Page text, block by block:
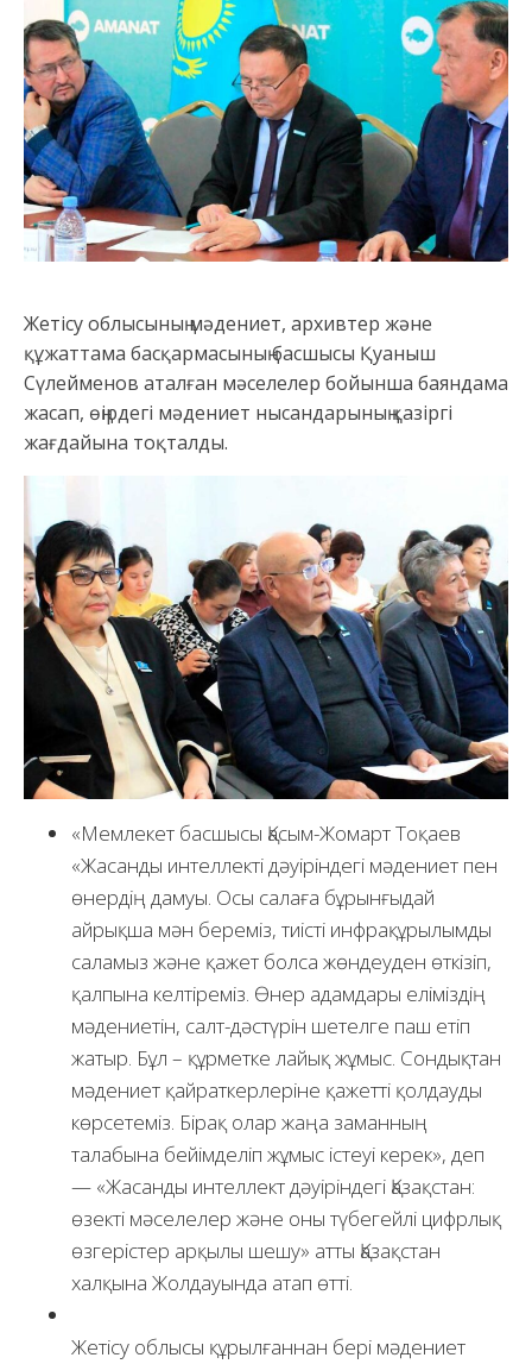
Жетісу облысының мәдениет, архивтер және
құжаттама басқармасының басшысы Қуаныш
Сүлейменов аталған мәселелер бойынша баяндама
жасап, өңірдегі мәдениет нысандарының қазіргі
жағдайына тоқталды.
«Мемлекет басшысы Қасым-Жомарт Тоқаев
«Жасанды интеллекті дәуіріндегі мәдениет пен
өнердің дамуы. Осы салаға бұрынғыдай
айрықша мән береміз, тиісті инфрақұрылымды
саламыз және қажет болса жөндеуден өткізіп,
қалпына келтіреміз. Өнер адамдары еліміздің
мәдениетін, салт-дәстүрін шетелге паш етіп
жатыр. Бұл – құрметке лайық жұмыс. Сондықтан
мәдениет қайраткерлеріне қажетті қолдауды
көрсетеміз. Бірақ олар жаңа заманның
талабына бейімделіп жұмыс істеуі керек», деп
— «Жасанды интеллект дәуіріндегі Қазақстан:
өзекті мәселелер және оны түбегейлі цифрлық
өзгерістер арқылы шешу» атты Қазақстан
халқына Жолдауында атап өтті.
Жетісу облысы құрылғаннан бері мәдениет